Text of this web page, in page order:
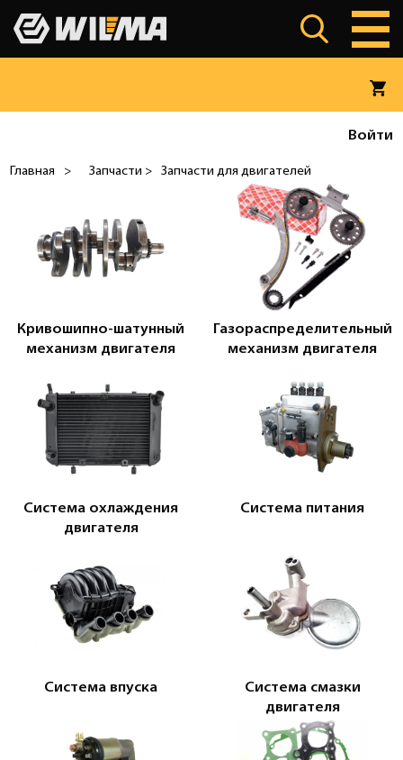
Войти
Главная > Запчасти > Запчасти для двигателей
Кривошипно-шатунный
механизм двигателя
Газораспределительный
механизм двигателя
Система охлаждения
двигателя
Система питания
Система впуска
Система смазки
двигателя